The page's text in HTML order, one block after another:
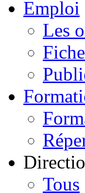
Emploi
Les
Tous